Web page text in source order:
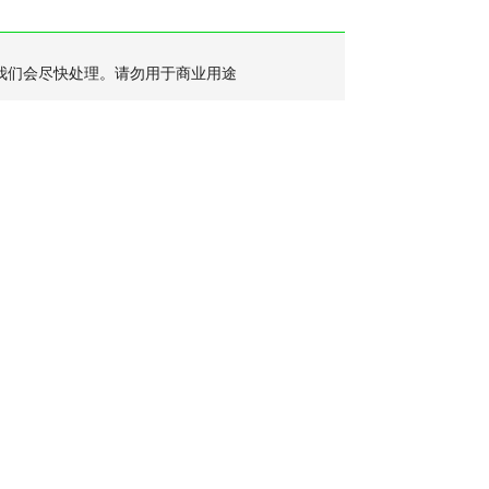
会尽快处理。请勿用于商业用途